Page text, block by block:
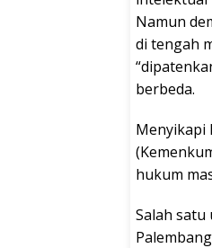
Namun
di tengah
berbeda.
Menyikapi
hukum
Salah